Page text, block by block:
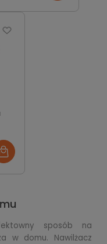
sposób na
w domu. Nawilżacz